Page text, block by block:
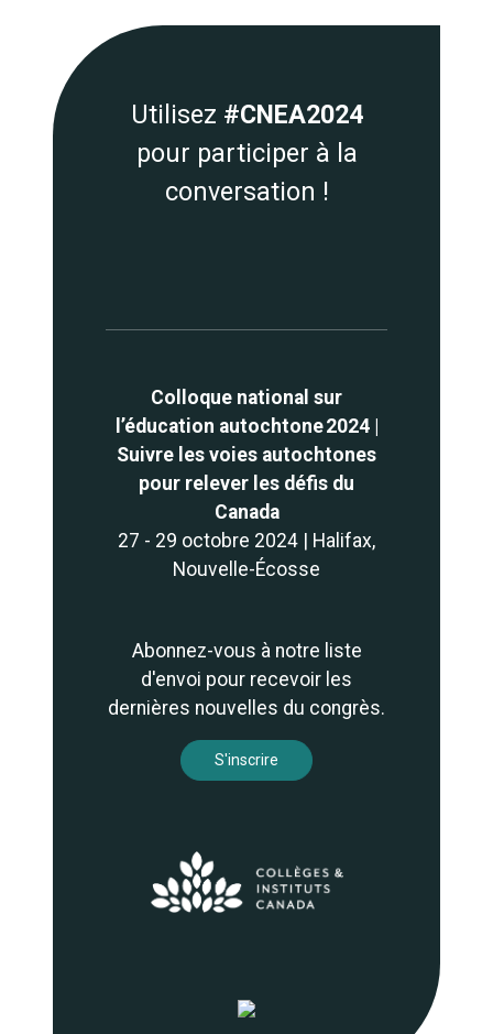
Utilisez #CNEA2024
pour participer à la
conversation !
Colloque national sur
l’éducation autochtone 2024 |
Suivre les voies autochtones
pour relever les défis du
Canada
27 - 29 octobre 2024 | Halifax,
Nouvelle-Écosse
Abonnez-vous à notre liste
d'envoi pour recevoir les
dernières nouvelles du congrès.
S'inscrire